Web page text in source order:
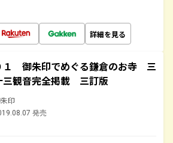
詳細を見る
１ 御朱印でめぐる鎌倉のお寺 三
三観音完全掲載 三訂版
印
発売